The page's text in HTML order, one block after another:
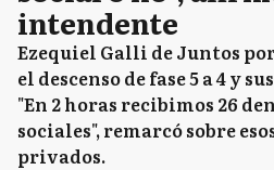
intendente
Ezequiel Galli de Juntos
el descenso de fase 5 a 4 y
"En 2 horas recibimos 26
sociales", remarcó sobre
privados.